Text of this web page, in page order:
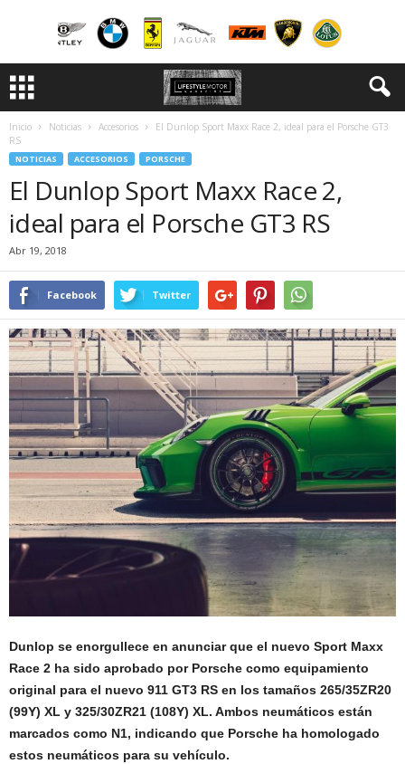
Inicio Noticias Accesorios
El Dunlop Sport Maxx Race 2, ideal para el Porsche GT3
RS
NOTICIAS ACCESORIOS PORSCHE
El Dunlop Sport Maxx Race 2,
ideal para el Porsche GT3 RS
Abr 19, 2018
Facebook Twitter
Dunlop se enorgullece en anunciar que el nuevo Sport Maxx
Race 2 ha sido aprobado por Porsche como equipamiento
original para el nuevo 911 GT3 RS en los tamaños 265/35ZR20
(99Y) XL y 325/30ZR21 (108Y) XL. Ambos neumáticos están
marcados como N1, indicando que Porsche ha homologado
estos neumáticos para su vehículo.